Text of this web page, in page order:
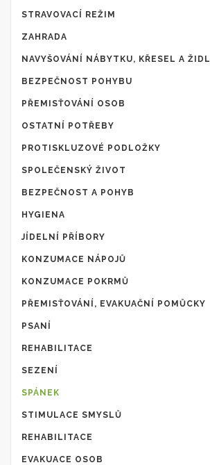
STRAVOVACÍ REŽIM
ZAHRADA
NAVYŠOVÁNÍ NÁBYTKU, KŘESEL A ŽIDLÍ
BEZPEČNOST POHYBU
PŘEMISŤOVÁNÍ OSOB
OSTATNÍ POTŘEBY
PROTISKLUZOVÉ PODLOŽKY
SPOLEČENSKÝ ŽIVOT
BEZPEČNOST A POHYB
HYGIENA
JÍDELNÍ PŘÍBORY
KONZUMACE NÁPOJŮ
KONZUMACE POKRMŮ
PŘEMISŤOVÁNÍ, EVAKUAČNÍ POMŮCKY
PSANÍ
REHABILITACE
SEZENÍ
SPÁNEK
STIMULACE SMYSLŮ
REHABILITACE
EVAKUACE OSOB